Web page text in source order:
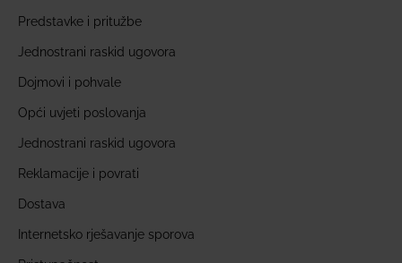
Predstavke i pritužbe
Jednostrani raskid ugovora
Dojmovi i pohvale
Opći uvjeti poslovanja
Jednostrani raskid ugovora
Reklamacije i povrati
Dostava
Internetsko rješavanje sporova